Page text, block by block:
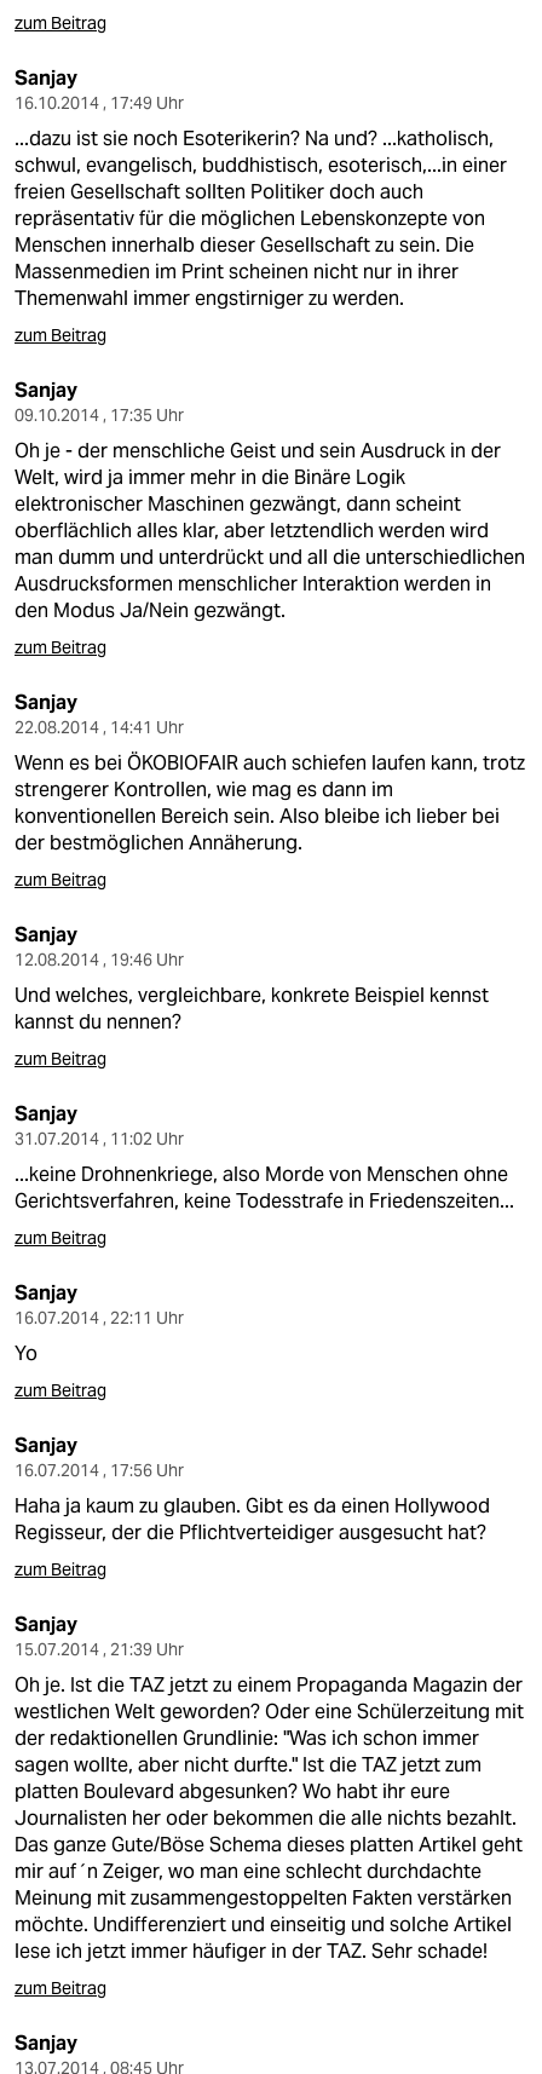
zum Beitrag
Sanjay
16.10.2014 , 17:49 Uhr
...dazu ist sie noch Esoterikerin? Na und? ...katholisch,
schwul, evangelisch, buddhistisch, esoterisch,...in einer
freien Gesellschaft sollten Politiker doch auch
repräsentativ für die möglichen Lebenskonzepte von
Menschen innerhalb dieser Gesellschaft zu sein. Die
Massenmedien im Print scheinen nicht nur in ihrer
Themenwahl immer engstirniger zu werden.
zum Beitrag
Sanjay
09.10.2014 , 17:35 Uhr
Oh je - der menschliche Geist und sein Ausdruck in der
Welt, wird ja immer mehr in die Binäre Logik
elektronischer Maschinen gezwängt, dann scheint
oberflächlich alles klar, aber letztendlich werden wird
man dumm und unterdrückt und all die unterschiedlichen
Ausdrucksformen menschlicher Interaktion werden in
den Modus Ja/Nein gezwängt.
zum Beitrag
Sanjay
22.08.2014 , 14:41 Uhr
Wenn es bei ÖKOBIOFAIR auch schiefen laufen kann, trotz
strengerer Kontrollen, wie mag es dann im
konventionellen Bereich sein. Also bleibe ich lieber bei
der bestmöglichen Annäherung.
zum Beitrag
Sanjay
12.08.2014 , 19:46 Uhr
Und welches, vergleichbare, konkrete Beispiel kennst
kannst du nennen?
zum Beitrag
Sanjay
31.07.2014 , 11:02 Uhr
...keine Drohnenkriege, also Morde von Menschen ohne
Gerichtsverfahren, keine Todesstrafe in Friedenszeiten...
zum Beitrag
Sanjay
16.07.2014 , 22:11 Uhr
Yo
zum Beitrag
Sanjay
16.07.2014 , 17:56 Uhr
Haha ja kaum zu glauben. Gibt es da einen Hollywood
Regisseur, der die Pflichtverteidiger ausgesucht hat?
zum Beitrag
Sanjay
15.07.2014 , 21:39 Uhr
Oh je. Ist die TAZ jetzt zu einem Propaganda Magazin der
westlichen Welt geworden? Oder eine Schülerzeitung mit
der redaktionellen Grundlinie: "Was ich schon immer
sagen wollte, aber nicht durfte." Ist die TAZ jetzt zum
platten Boulevard abgesunken? Wo habt ihr eure
Journalisten her oder bekommen die alle nichts bezahlt.
Das ganze Gute/Böse Schema dieses platten Artikel geht
mir auf´n Zeiger, wo man eine schlecht durchdachte
Meinung mit zusammengestoppelten Fakten verstärken
möchte. Undifferenziert und einseitig und solche Artikel
lese ich jetzt immer häufiger in der TAZ. Sehr schade!
zum Beitrag
Sanjay
13.07.2014 , 08:45 Uhr